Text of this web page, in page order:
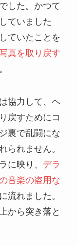
した。かつて
ていました
ていたことを
真を取り戻す
協力して、ヘ
戻すためにコ
裏で乱闘にな
られません。
に映り、 デラ
音楽の盗用な
流れました。
から突き落と